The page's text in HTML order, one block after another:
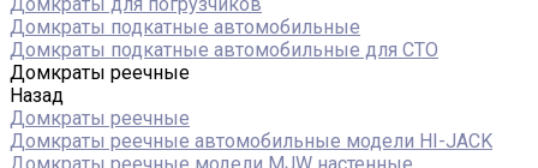
Домкраты подкатные автомобильные
Домкраты подкатные автомобильные для СТО
Домкраты реечные
Назад
Домкраты реечные
Домкраты реечные автомобильные модели HI-JACK